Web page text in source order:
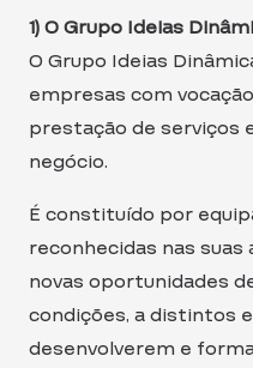
1) O Grupo Ideias
O Grupo Ideias
empresas com
prestação de serviços
negócio.
É constituído por
reconhecidas nas suas
novas oportunidades
condições, a distintos
desenvolverem e